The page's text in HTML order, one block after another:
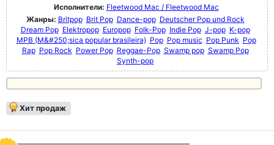
Исполнители: Fleetwood Mac / Fleetwood Mac
Жанры: Britpop Brit Pop Dance-pop Deutscher Pop und Rock
Dream Pop Elektropop Europop Folk-Pop Indie Pop J-pop K-pop
MPB (M&#250;sica popular brasileira) Pop Pop music Pop Punk Pop
Rap Pop Rock Power Pop Reggae-Pop Swamp pop Swamp Pop
Synth-pop
Хит продаж